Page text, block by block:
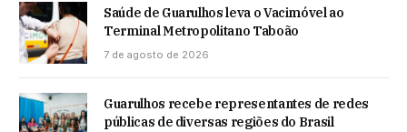
Saúde de Guarulhos leva o Vacimóvel ao
Terminal Metropolitano Taboão
7 de agosto de 2026
Guarulhos recebe representantes de redes
públicas de diversas regiões do Brasil